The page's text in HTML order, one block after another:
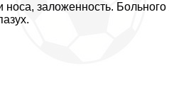
заложенность.